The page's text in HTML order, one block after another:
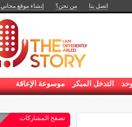
اتصل بنا من نحن؟ إنشاء موقع مجاني
التدخل المبكر موسوعة الإعاقة
تصفح المشاركات